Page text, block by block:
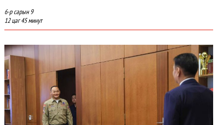
6-р сарын 9
12 цаг 45 минут